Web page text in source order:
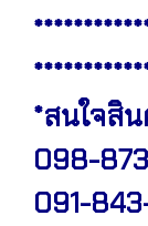
*สนใจสิ
098-
091-